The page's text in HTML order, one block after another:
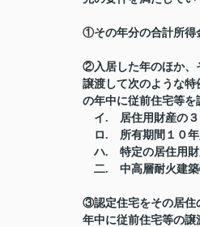
①その年分の合計所得
②入居した年のほか、
譲渡して次のような特
の年中に従前住宅等
イ. 居住用財産の３
ロ. 所有期間１０年
ハ. 特定の居住用財
二. 中高層耐火建築
③認定住宅をその居住
年中に従前住宅等の